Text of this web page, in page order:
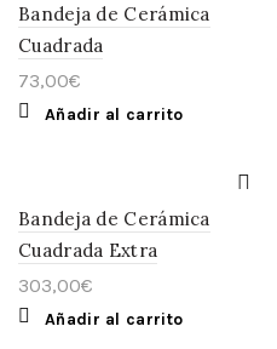
Bandeja de Cerámica
Cuadrada
73,00€
Añadir al carrito
Bandeja de Cerámica
Cuadrada Extra
303,00€
Añadir al carrito